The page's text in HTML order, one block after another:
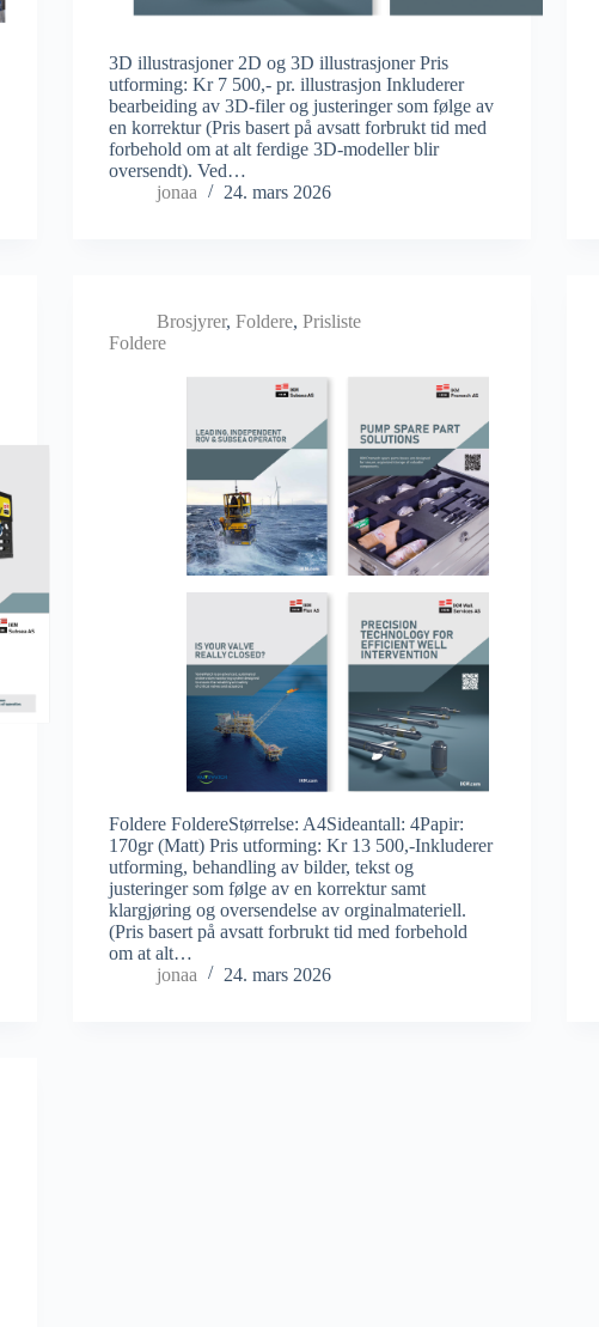
3D illustrasjoner 2D og 3D illustrasjoner Pris
utforming: Kr 7 500,- pr. illustrasjon Inkluderer
bearbeiding av 3D-filer og justeringer som følge av
en korrektur (Pris basert på avsatt forbrukt tid med
forbehold om at alt ferdige 3D-modeller blir
oversendt). Ved…
jonaa
24. mars 2026
Brosjyrer,Foldere,Prisliste
Foldere
Foldere FoldereStørrelse: A4Sideantall: 4Papir:
170gr (Matt) Pris utforming: Kr 13 500,-Inkluderer
utforming, behandling av bilder, tekst og
justeringer som følge av en korrektur samt
klargjøring og oversendelse av orginalmateriell.
(Pris basert på avsatt forbrukt tid med forbehold
om at alt…
jonaa
24. mars 2026